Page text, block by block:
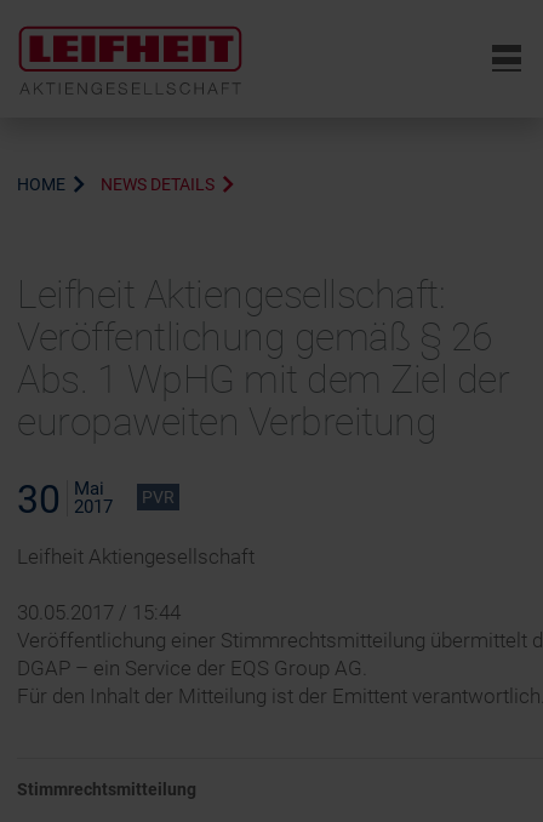
6
HOME NEWS DETAILS
Leifheit Aktiengesellschaft:
Veröffentlichung gemäß § 26
Abs. 1 WpHG mit dem Ziel der
europaweiten Verbreitung
30
Mai
2017
PVR
Leifheit Aktiengesellschaft
30.05.2017 / 15:44
Veröffentlichung einer Stimmrechtsmitteilung übermittelt
DGAP – ein Service der EQS Group AG.
Für den Inhalt der Mitteilung ist der Emittent
Stimmrechtsmitteilung